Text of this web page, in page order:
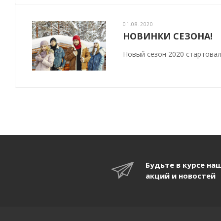
01.08.2020
НОВИНКИ СЕЗОНА!
Новый сезон 2020
Будьте в курсе
акций и новостей